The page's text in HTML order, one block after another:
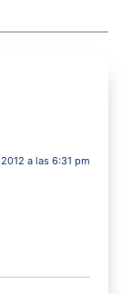
a las 6:31 pm